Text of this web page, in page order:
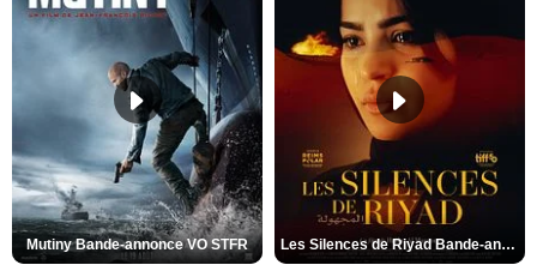
Mutiny Bande-annonce VO STFR Les Silences de Riyad Bande-annonce VO STFR